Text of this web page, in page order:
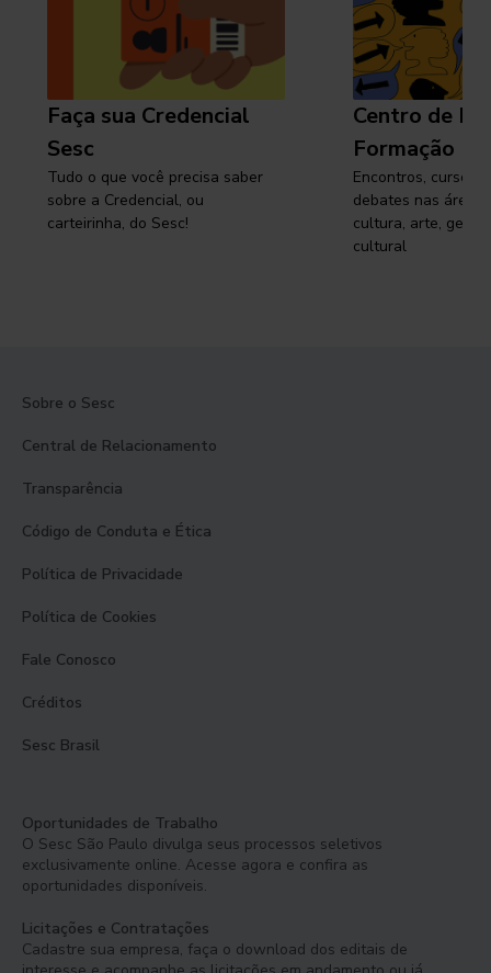
Faça sua Credencial
Sesc
Tudo o que você precisa saber
sobre a Credencial, ou
carteirinha, do Sesc!
Centro de
Formação
Encontros, cursos,
debates nas áreas
cultura, arte,
cultural
Sobre o Sesc
Central de Relacionamento
Transparência
Código de Conduta e Ética
Política de Privacidade
Política de Cookies
Fale Conosco
Créditos
Sesc Brasil
Oportunidades de Trabalho
O Sesc São Paulo divulga seus processos seletivos
exclusivamente online. Acesse agora e confira as
oportunidades disponíveis.
Licitações e Contratações
Cadastre sua empresa, faça o download dos editais de